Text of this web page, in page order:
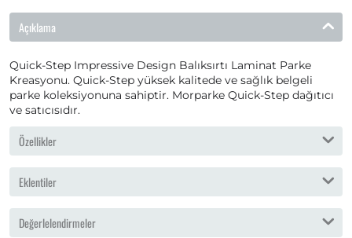
Açıklama
Quick-Step Impressive Design Balıksırtı Laminat Parke
Kreasyonu. Quick-Step yüksek kalitede ve sağlık belgeli
parke koleksiyonuna sahiptir. Morparke Quick-Step dağıtıcı
ve satıcısıdır.
Özellikler
Eklentiler
Değerlelendirmeler